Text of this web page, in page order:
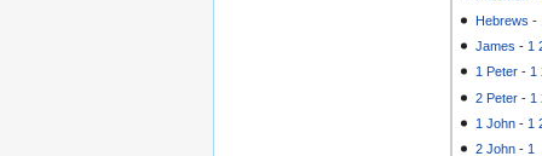
Hebrews -
James - 1
1 Peter -1
2 Peter - 1
1 John - 1
2 John - 1